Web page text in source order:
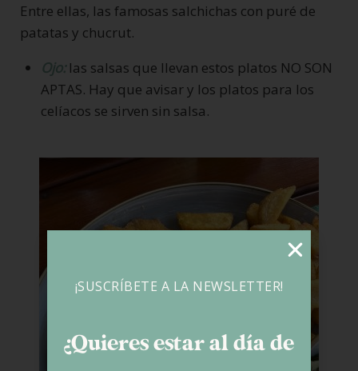
Entre ellas, las famosas salchichas con puré de
patatas y chucrut.
Ojo:las salsas que llevan estos platos NO SON
APTAS. Hay que avisar y los platos para los
celíacos se sirven sin salsa.
¡SUSCRÍBETE A LA NEWSLETTER!
¿Quieres estar al día de